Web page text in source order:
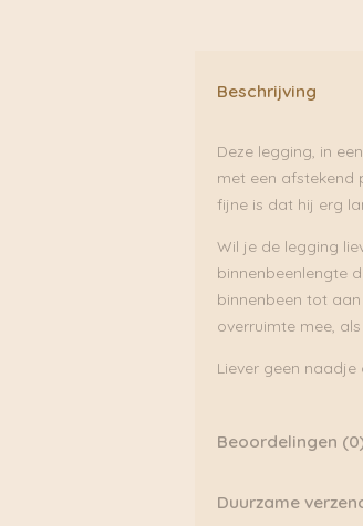
Beschrijving
Deze legging, in
met een afstekend
fijne is dat hij erg
Wil je de legging
binnenbeenlengte
binnenbeen tot
overruimte mee,
Liever geen naadje
Beoordelingen
Er zijn nog geen
Duurzame